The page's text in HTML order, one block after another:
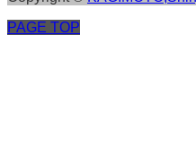
PAGE TOP